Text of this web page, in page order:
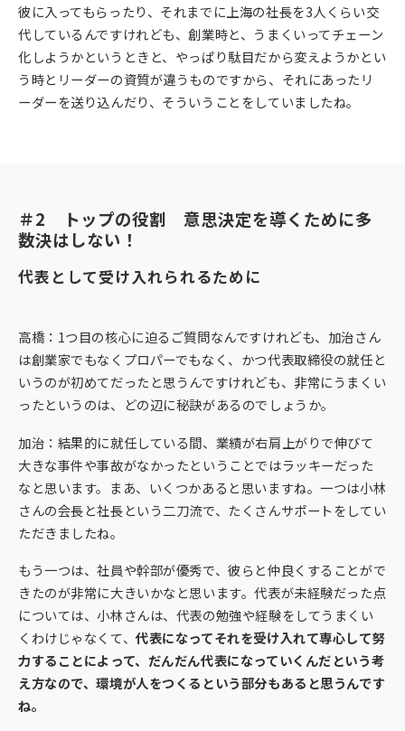
彼に入ってもらったり、それまでに上海の社長を3人くらい交
代しているんですけれども、創業時と、うまくいってチェーン
化しようかというときと、やっぱり駄目だから変えようかとい
う時とリーダーの資質が違うものですから、それにあったリ
ーダーを送り込んだり、そういうことをしていましたね。
＃2　トップの役割　意思決定を導くために多
数決はしない！
代表として受け入れられるために
高橋：1つ目の核心に迫るご質問なんですけれども、加治さん
は創業家でもなくプロパーでもなく、かつ代表取締役の就任と
いうのが初めてだったと思うんですけれども、非常にうまくい
ったというのは、どの辺に秘訣があるのでしょうか。
加治：結果的に就任している間、業績が右肩上がりで伸びて
大きな事件や事故がなかったということではラッキーだった
なと思います。まあ、いくつかあると思いますね。一つは小林
さんの会長と社長という二刀流で、たくさんサポートをしてい
ただきましたね。
もう一つは、社員や幹部が優秀で、彼らと仲良くすることがで
きたのが非常に大きいかなと思います。代表が未経験だった点
については、小林さんは、代表の勉強や経験をしてうまくい
くわけじゃなくて、代表になってそれを受け入れて専心して努
力することによって、だんだん代表になっていくんだという考
え方なので、環境が人をつくるという部分もあると思うんです
ね。